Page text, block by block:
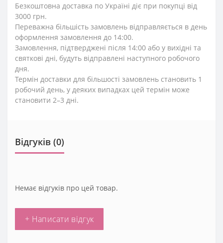
Безкоштовна доставка по Україні діє при покупці від
3000 грн.
Переважна більшість замовлень відправляється в день
оформлення замовлення до 14:00.
Замовлення, підтверджені після 14:00 або у вихідні та
святкові дні, будуть відправлені наступного робочого
дня.
Термін доставки для більшості замовлень становить 1
робочий день, у деяких випадках цей термін може
становити 2–3 дні.
Відгуків (0)
Немає відгуків про цей товар.
+ Написати відгук